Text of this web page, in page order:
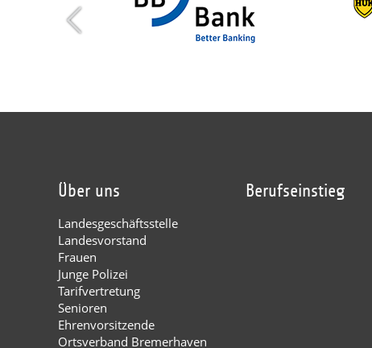
Über uns
Landesgeschäftsstelle
Landesvorstand
Frauen
Junge Polizei
Tarifvertretung
Senioren
Ehrenvorsitzende
Ortsverband Bremerhaven
Berufseinstieg